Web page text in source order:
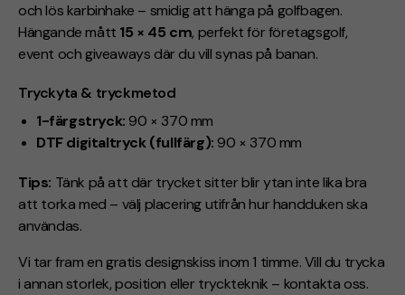
och lös karbinhake – smidig att hänga på golfbagen.
Hängande mått 15 × 45 cm, perfekt för företagsgolf,
event och giveaways där du vill synas på banan.
Tryckyta & tryckmetod
1-färgstryck:90 × 370 mm
DTF digitaltryck (fullfärg):90 × 370 mm
Tips: Tänk på att där trycket sitter blir ytan inte lika bra
att torka med – välj placering utifrån hur handduken ska
användas.
Vi tar fram en gratis designskiss inom 1 timme. Vill du trycka
i annan storlek, position eller tryckteknik – kontakta oss.